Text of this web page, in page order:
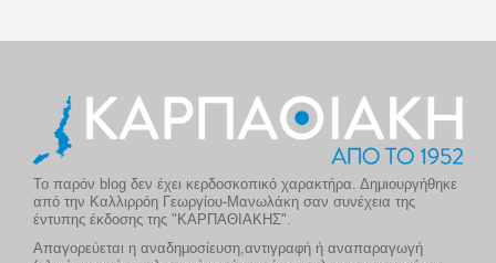
Το παρόν blog δεν έχει κερδοσκοπικό χαρακτήρα. Δημιουργήθηκε
από την Καλλιρρόη Γεωργίου-Μανωλάκη σαν συνέχεια της
έντυπης έκδοσης της "ΚΑΡΠΑΘΙΑΚΗΣ".
Απαγορεύεται η αναδημοσίευση,αντιγραφή ή αναπαραγωγή